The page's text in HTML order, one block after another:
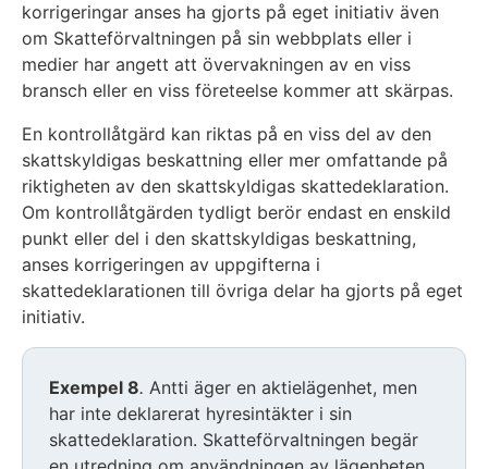
korrigeringar anses ha gjorts på eget initiativ även
om Skatteförvaltningen på sin webbplats eller i
medier har angett att övervakningen av en viss
bransch eller en viss företeelse kommer att skärpas.
En kontrollåtgärd kan riktas på en viss del av den
skattskyldigas beskattning eller mer omfattande på
riktigheten av den skattskyldigas skattedeklaration.
Om kontrollåtgärden tydligt berör endast en enskild
punkt eller del i den skattskyldigas beskattning,
anses korrigeringen av uppgifterna i
skattedeklarationen till övriga delar ha gjorts på eget
initiativ.
Exempel 8. Antti äger en aktielägenhet, men
har inte deklarerat hyresintäkter i sin
skattedeklaration. Skatteförvaltningen begär